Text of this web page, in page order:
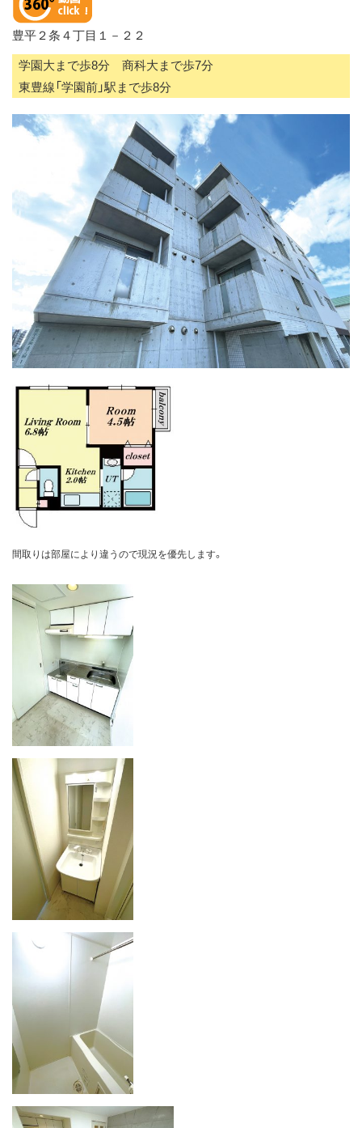
豊平２条４丁目１－２２
学園大まで歩8分 商科大まで歩7分
東豊線「学園前」駅まで歩8分
間取りは部屋により違うので現況を優先します。